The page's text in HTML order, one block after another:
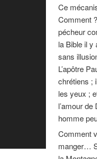
Ce
Comment
pécheur
la Bible il y
sans
L’apôtre
chrétiens ;
les yeux ;
l’amour
homme
Comment
manger…